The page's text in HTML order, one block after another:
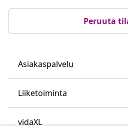
Peruuta
Asiakaspalvelu
Liiketoiminta
vidaXL